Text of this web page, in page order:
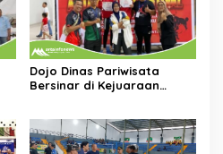
Dojo Dinas Pariwisata
Bersinar di Kejuaraan